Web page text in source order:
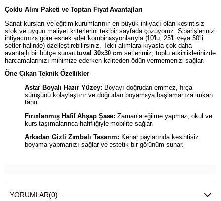
Çoklu Alım Paketi ve Toptan Fiyat Avantajları
Sanat kursları ve eğitim kurumlarının en büyük ihtiyacı olan kesintisiz
stok ve uygun maliyet kriterlerini tek bir sayfada çözüyoruz. Siparişlerinizi
ihtiyacınıza göre esnek adet kombinasyonlarıyla (10'lu, 25'li veya 50'li
setler halinde) özelleştirebilirsiniz. Tekli alımlara kıyasla çok daha
avantajlı bir bütçe sunan tuval 30x30 cm setlerimiz, toplu etkinliklerinizde
harcamalarınızı minimize ederken kaliteden ödün vermemenizi sağlar.
Öne Çıkan Teknik Özellikler
Astar Boyalı Hazır Yüzey: Boyayı doğrudan emmez, fırça
sürüşünü kolaylaştırır ve doğrudan boyamaya başlamanıza imkan
tanır.
Fırınlanmış Hafif Ahşap Şase: Zamanla eğilme yapmaz, okul ve
kurs taşımalarında hafifliğiyle mobilite sağlar.
Arkadan Gizli Zımbalı Tasarım: Kenar paylarında kesintisiz
boyama yapmanızı sağlar ve estetik bir görünüm sunar.
YORUMLAR(0)